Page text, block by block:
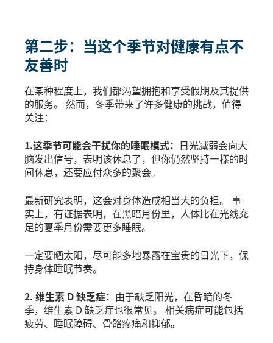
第二步：当这个季节对健康有点不
友善时
在某种程度上，我们都渴望拥抱和享受假期及其提供
的服务。 然而，冬季带来了许多健康的挑战，值得
关注：
1.这季节可能会干扰你的睡眠模式： 日光减弱会向大
脑发出信号，表明该休息了，但你仍然坚持一樣的时
间休息，还要应付众多的聚会。
最新研究表明，这会对身体造成相当大的负担。 事
实上，有证据表明，在黑暗月份里，人体比在光线充
足的夏季月份需要更多睡眠。
一定要晒太阳，尽可能多地暴露在宝贵的日光下，保
持身体睡眠节奏。
2. 维生素 D 缺乏症： 由于缺乏阳光，在昏暗的冬
季，维生素 D 缺乏症也很常见。 相关病症可能包括
疲劳、睡眠障碍、骨骼疼痛和抑郁。